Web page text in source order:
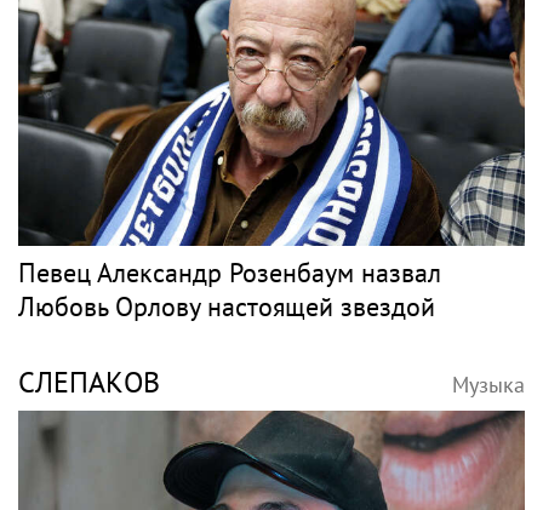
Певец Александр Розенбаум назвал
Любовь Орлову настоящей звездой
СЛЕПАКОВ Музыка